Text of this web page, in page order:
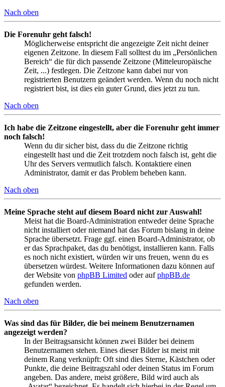
Nach oben
Die Forenuhr geht falsch!
Möglicherweise entspricht die angezeigte Zeit nicht deiner
eigenen Zeitzone. In diesem Fall solltest du im „Persönlichen
Bereich“ die für dich passende Zeitzone (Mitteleuropäische
Zeit, ...) festlegen. Die Zeitzone kann dabei nur von
registrierten Benutzern geändert werden. Wenn du noch nicht
registriert bist, ist dies ein guter Grund, dies jetzt zu tun.
Nach oben
Ich habe die Zeitzone eingestellt, aber die Forenuhr geht immer
noch falsch!
Wenn du dir sicher bist, dass du die Zeitzone richtig
eingestellt hast und die Zeit trotzdem noch falsch ist, geht die
Uhr des Servers vermutlich falsch. Kontaktiere einen
Administrator, damit er das Problem beheben kann.
Nach oben
Meine Sprache steht auf diesem Board nicht zur Auswahl!
Meist hat die Board-Administration entweder deine Sprache
nicht installiert oder niemand hat das Forum bislang in deine
Sprache übersetzt. Frage ggf. einen Board-Administrator, ob
er das Sprachpaket, das du benötigst, installieren kann. Falls
es noch nicht existiert, würden wir uns freuen, wenn du es
übersetzen würdest. Weitere Informationen dazu können auf
der Website von phpBB Limited oder aufphpBB.de
gefunden werden.
Nach oben
Was sind das für Bilder, die bei meinem Benutzernamen
angezeigt werden?
In der Beitragsansicht können zwei Bilder bei deinem
Benutzernamen stehen. Eines dieser Bilder ist meist mit
deinem Rang verknüpft: Oft sind dies Sterne, Kästchen oder
Punkte, die deine Beitragszahl oder deinen Status im Forum
angeben. Das andere, meist größere, Bild wird auch als